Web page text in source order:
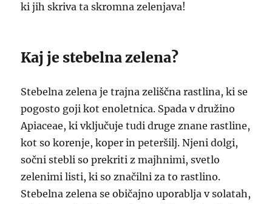
ki jih skriva ta skromna zelenjava!
Kaj je stebelna zelena?
Stebelna zelena je trajna zeliščna rastlina, ki se
pogosto goji kot enoletnica. Spada v družino
Apiaceae, ki vključuje tudi druge znane rastline,
kot so korenje, koper in peteršilj. Njeni dolgi,
sočni stebli so prekriti z majhnimi, svetlo
zelenimi listi, ki so značilni za to rastlino.
Stebelna zelena se običajno uporablja v solatah,